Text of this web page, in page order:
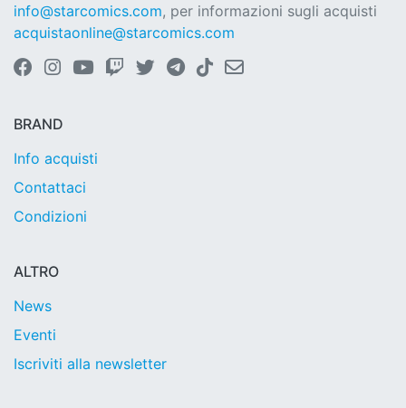
info@starcomics.com, per informazioni sugli acquisti
acquistaonline@starcomics.com
BRAND
Info acquisti
Contattaci
Condizioni
ALTRO
News
Eventi
Iscriviti alla newsletter